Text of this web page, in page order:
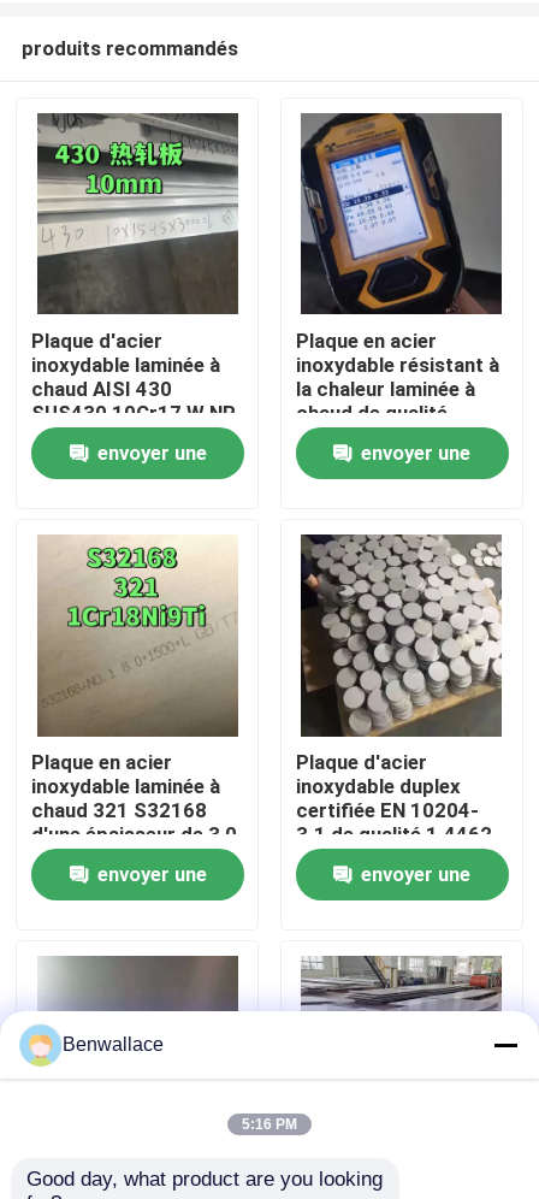
Produits
À propos de nous
visite de l'usine
Contrôle de la qualité
Nous contacter
Nouvelles
Demandez un devis
produits recommandés
Plaque d'acier
inoxydable laminée à
chaud AISI 430
SUS430 10Cr17 W.NR
1.4016 Surface NO.1
10*1500*6000
envoyer une
Plaque en acier
inoxydable résistant à
la chaleur laminée à
chaud de qualité
253MA / S30815 avec
surface de décapage
envoyer une
Plaque en acier
inoxydable laminée à
chaud 321 S32168
d'une épaisseur de 3,0
à 80,0 mm et
résistante à la
corrosion
envoyer une
Plaque d'acier
inoxydable duplex
certifiée EN 10204-
3.1 de qualité 1.4462
2205 avec technique
laminée à chaud
envoyer une
Plaque laminée à
Plaque d'acier
Benwallace
5:16 PM
Good day, what product are you looking